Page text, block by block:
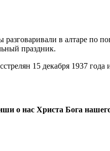
в алтаре по
праздник.
15 декабря 1937
о нас Христа Бога